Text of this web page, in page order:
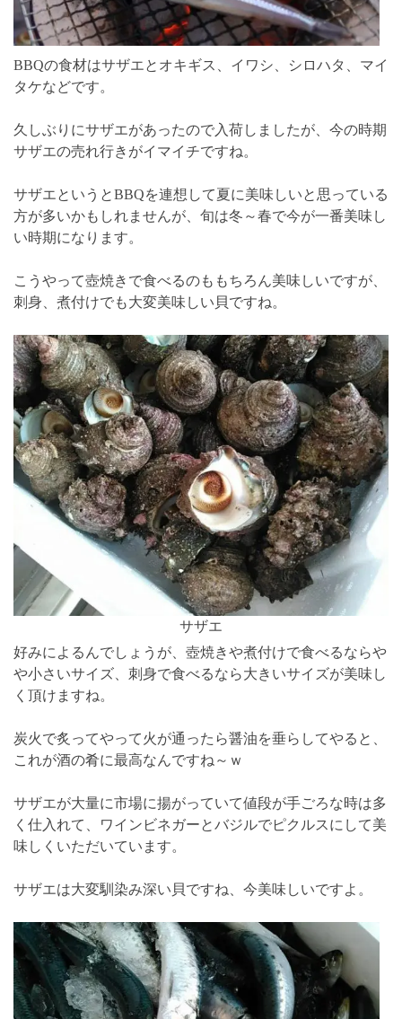
BBQの食材はサザエとオキギス、イワシ、シロハタ、マイ
タケなどです。
久しぶりにサザエがあったので入荷しましたが、今の時期
サザエの売れ行きがイマイチですね。
サザエというとBBQを連想して夏に美味しいと思っている
方が多いかもしれませんが、旬は冬～春で今が一番美味し
い時期になります。
こうやって壺焼きで食べるのももちろん美味しいですが、
刺身、煮付けでも大変美味しい貝ですね。
サザエ
好みによるんでしょうが、壺焼きや煮付けで食べるならや
や小さいサイズ、刺身で食べるなら大きいサイズが美味し
く頂けますね。
炭火で炙ってやって火が通ったら醤油を垂らしてやると、
これが酒の肴に最高なんですね～ｗ
サザエが大量に市場に揚がっていて値段が手ごろな時は多
く仕入れて、ワインビネガーとバジルでピクルスにして美
味しくいただいています。
サザエは大変馴染み深い貝ですね、今美味しいですよ。